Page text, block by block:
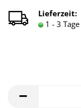
Lieferzeit:
1 - 3 Tage